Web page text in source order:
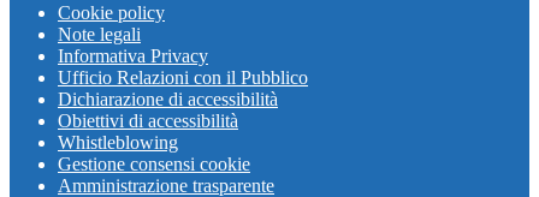
Cookie policy
Note legali
Informativa Privacy
Ufficio Relazioni con il Pubblico
Dichiarazione di accessibilità
Obiettivi di accessibilità
Whistleblowing
Gestione consensi cookie
Amministrazione trasparente